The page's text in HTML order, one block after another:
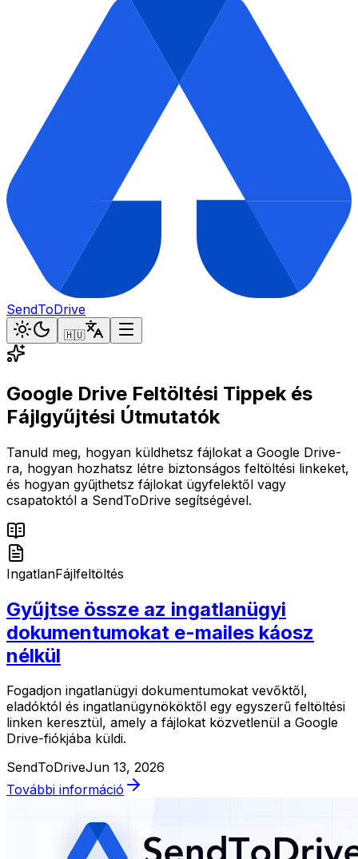
SendToDrive
🇭🇺
Google Drive Feltöltési Tippek és
Fájlgyűjtési Útmutatók
Tanuld meg, hogyan küldhetsz fájlokat a Google Drive-
ra, hogyan hozhatsz létre biztonságos feltöltési linkeket,
és hogyan gyűjthetsz fájlokat ügyfelektől vagy
csapatoktól a SendToDrive segítségével.
IngatlanFájlfeltöltés
Gyűjtse össze az ingatlanügyi
dokumentumokat e-mailes káosz
nélkül
Fogadjon ingatlanügyi dokumentumokat vevőktől,
eladóktól és ingatlanügynököktől egy egyszerű feltöltési
linken keresztül, amely a fájlokat közvetlenül a Google
Drive-fiókjába küldi.
SendToDriveJun 13, 2026
További információ